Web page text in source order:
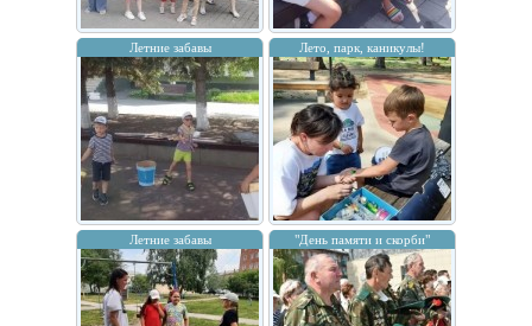
Летние забавы Лето, парк, каникулы!
Летние забавы "День памяти и скорби"